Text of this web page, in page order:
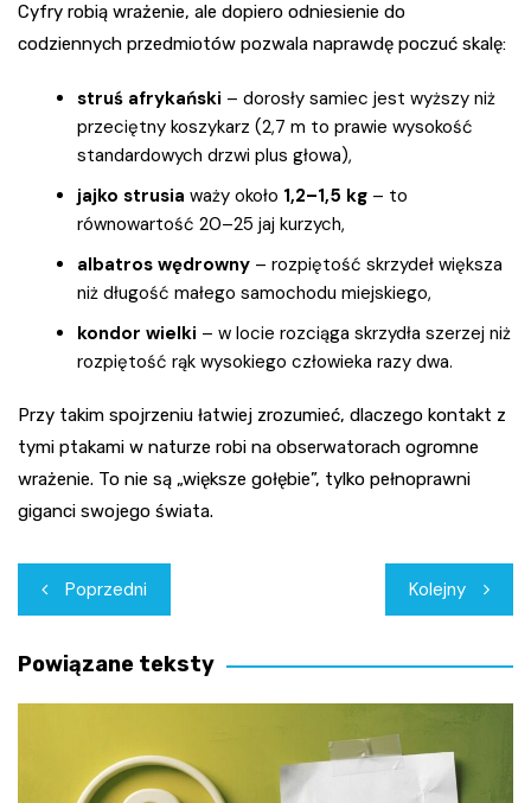
Cyfry robią wrażenie, ale dopiero odniesienie do
codziennych przedmiotów pozwala naprawdę poczuć skalę:
struś afrykański – dorosły samiec jest wyższy niż
przeciętny koszykarz (2,7 m to prawie wysokość
standardowych drzwi plus głowa),
jajko strusia waży około 1,2–1,5 kg – to
równowartość 20–25 jaj kurzych,
albatros wędrowny – rozpiętość skrzydeł większa
niż długość małego samochodu miejskiego,
kondor wielki – w locie rozciąga skrzydła szerzej niż
rozpiętość rąk wysokiego człowieka razy dwa.
Przy takim spojrzeniu łatwiej zrozumieć, dlaczego kontakt z
tymi ptakami w naturze robi na obserwatorach ogromne
wrażenie. To nie są „większe gołębie”, tylko pełnoprawni
giganci swojego świata.
Nawigacja
wpisu
Poprzedni Kolejny
Powiązane teksty